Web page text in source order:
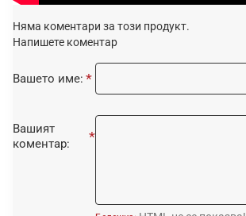
Няма коментари за този продукт.
Напишете коментар
Вашето име:
Вашият
коментар: